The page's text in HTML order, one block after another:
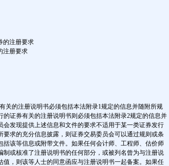
的注册要求
注册要求
关的注册说明书必须包括本法附录1规定的信息并随附所规
证券有关的注册说明书则必须包括本法附录2规定的信息并
发现提供上述信息和文件的要求不适用于某一类证券发行
要求的充分信息披露，则证券交易委员会可以通过规则或条
该等信息或附带文件。如果任何会计师、工程师、估价师
或核准了注册说明书的任何部分，或被列名曾为与注册说
，则该等人士的同意函应与注册说明书一起备案。如果任